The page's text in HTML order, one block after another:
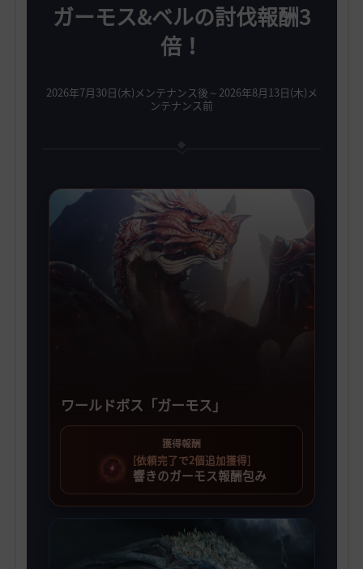
ガーモス&ベルの討伐報酬3
倍！
2026年7月30日(木)メンテナンス後～2026年8月13日(木)メ
ンテナンス前
ワールドボス「ガーモス」
獲得報酬
[依頼完了で2個追加獲得]
響きのガーモス報酬包み